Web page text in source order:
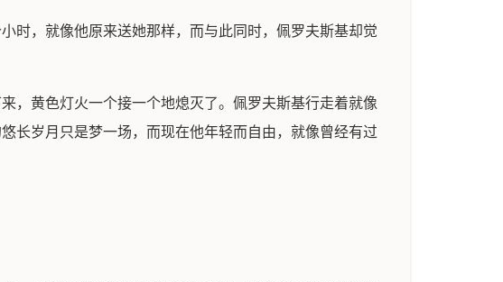
时，就像他原来送她那样，而与此同时，佩罗夫斯基却觉
，黄色灯火一个接一个地熄灭了。佩罗夫斯基行走着就像
长岁月只是梦一场，而现在他年轻而自由，就像曾经有过